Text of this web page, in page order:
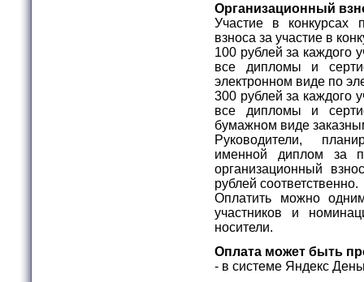
Организационный
Участие в конкурсах
взноса за участие в
100 рублей за каждого
все дипломы и
электронном виде по
300 рублей за каждого
все дипломы и
бумажном виде
Руководители,
именной диплом за
организационный
рублей соответственно.
Оплатить можно
участников и
носители.
Оплата может быть
- в системе Яндекс